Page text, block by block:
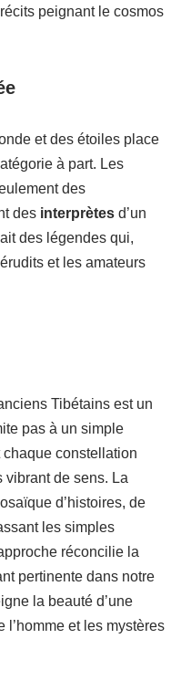
peignant le cosmos
et des étoiles place
à part. Les
des
des interprètes d’un
des légendes qui,
et les amateurs
Tibétains est un
pas à un simple
chaque constellation
vibrant de sens. La
d’histoires, de
les simples
réconcilie la
pertinente dans notre
la beauté d’une
et les mystères